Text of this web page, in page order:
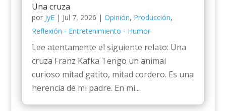
Una cruza
por JyE| Jul 7, 2026 | Opinión, Producción,
Reflexión - Entretenimiento - Humor
Lee atentamente el siguiente relato: Una
cruza Franz Kafka Tengo un animal
curioso mitad gatito, mitad cordero. Es una
herencia de mi padre. En mi...